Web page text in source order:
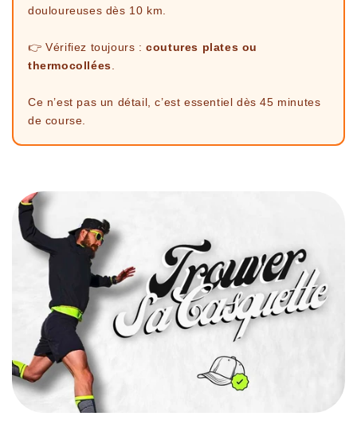
douloureuses dès 10 km.
👉 Vérifiez toujours :coutures plates ou
thermocollées
Ce n’est pas un détail, c’est essentiel dès 45 minutes
de course.